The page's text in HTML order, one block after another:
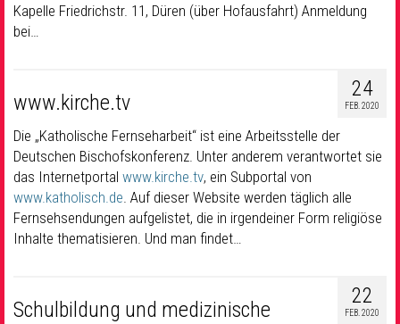
Kapelle Friedrichstr. 11, Düren (über Hofausfahrt) Anmeldung
bei…
24
FEB. 2020
www.kirche.tv
Die „Katholische Fernseharbeit“ ist eine Arbeitsstelle der
Deutschen Bischofskonferenz. Unter anderem verantwortet sie
das Internetportal www.kirche.tv, ein Subportal von
www.katholisch.de . Auf dieser Website werden täglich alle
Fernsehsendungen aufgelistet, die in irgendeiner Form religiöse
Inhalte thematisieren. Und man findet…
22
FEB. 2020
Schulbildung und medizinische